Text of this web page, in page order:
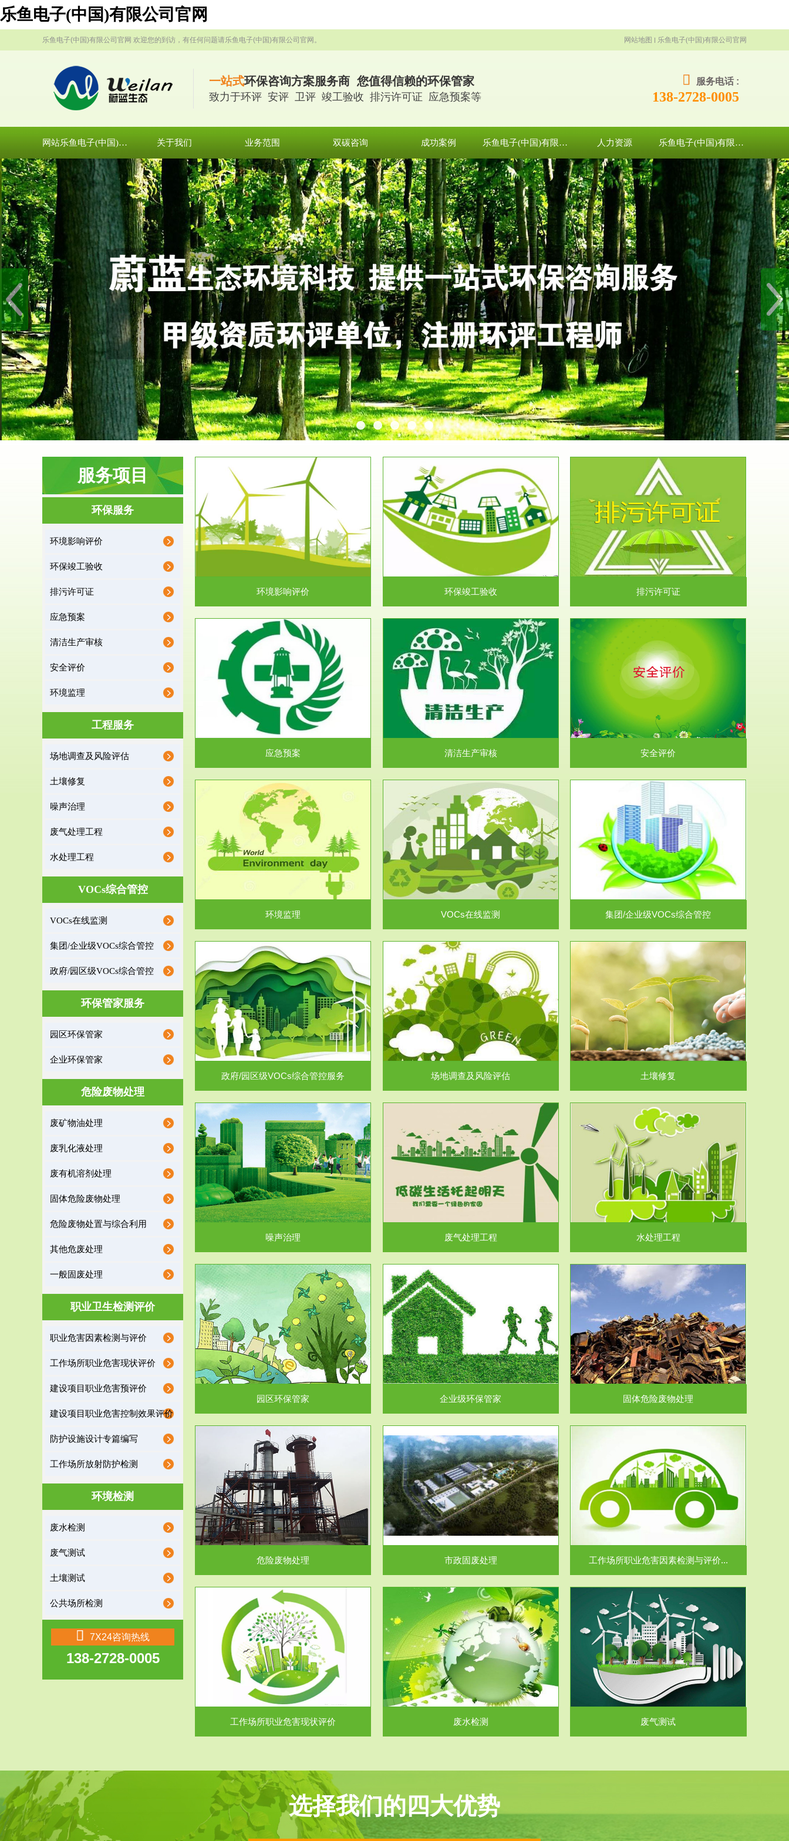
乐鱼电子(中国)有限公司官网
乐鱼电子(中国)有限公司官网 欢迎您的到访，有任何问题请乐鱼电子(中国)有限公司官网。 网站地图 乐鱼电子(中国)有限公司官网
一站式环保咨询方案服务商 您值得信赖的环保管家
致力于环评 安评 卫评 竣工验收 排污许可证 应急预案等
服务电话 :
138-2728-0005
网站乐鱼电子(中国)有限公司官网 关于我们 业务范围 双碳咨询 成功案例 乐鱼电子(中国)有限公司官网 人力资源 乐鱼电子(中国)有限公司官网
服务项目
环保服务
环境影响评价
环保竣工验收
排污许可证
应急预案
清洁生产审核
安全评价
环境监理
工程服务
场地调查及风险评估
土壤修复
噪声治理
废气处理工程
水处理工程
VOCs综合管控
VOCs在线监测
集团/企业级VOCs综合管控
政府/园区级VOCs综合管控
环保管家服务
园区环保管家
企业环保管家
危险废物处理
废矿物油处理
废乳化液处理
废有机溶剂处理
固体危险废物处理
危险废物处置与综合利用
其他危废处理
一般固废处理
职业卫生检测评价
职业危害因素检测与评价
工作场所职业危害现状评价
建设项目职业危害预评价
建设项目职业危害控制效果评价
防护设施设计专篇编写
工作场所放射防护检测
环境检测
废水检测
废气测试
土壤测试
公共场所检测
7X24咨询热线
138-2728-0005
服务范围
环境影响评价
据《中华人民共和国环境保护法》第十九条 编制
有关开发利用规划，建...
环境影响评价
服务范围
环保竣工验收
根据《建设项目环境保护管理条例》第十七条 编
制环境影响报告书、...
环保竣工验收
服务范围
排污许可证
排污许可申报咨询：（排污许可证）根据《中华
人民共和国环境保护法》...
排污许可证
业事业单位应当按照...
应急预案
服务范围
清洁生产审核
根据《中华人民共和国清洁生产促进法》、《清
洁生产审核暂行办法...
清洁生产审核
服务范围
安全评价
安全评价安全评价目的是查找、分析和预测工
程、系统、生产经营活...
安全评价
收监管的重要辅助...
环境监理
服务范围
VOCs在线监测
根据《重点区域大气污染防治“十二五”规划》有
机废气净化率达...
VOCs在线监测
服务范围
集团/企业级VOCs综合管控
进行VOCs管控，首先就要找到排放的源头，并
监测估算出排放量。企业...
集团/企业级VOCs综合管控
政府/园区级VOCs综合管控服务
根据《石化行业挥发性有机物综合整治方案》文
政府/园区级VOCs综合管控服务
服务范围
场地调查及风险评估
受政府或企业委托，对于拟关停搬迁和拟变更土
地利用方式或者土地使...
场地调查及风险评估
服务范围
土壤修复
土壤修复
服务范围
噪声治理
噪声治理
服务范围
废气处理工程
废气处理工程
服务范围
水处理工程
水处理工程
服务范围
园区环保管家
保护作用促进供给侧结...
园区环保管家
服务范围
企业级环保管家
排污许可证作为企业环保执法情况的一个重要依
据，其必要性及合规性...
企业级环保管家
服务范围
固体危险废物处理
固体废物解释：固体废物是指人们在生产建设、
日常生活和其他活动中...
固体危险废物处理
服务范围
危险废物处理
危险废物解释：根据《中华人民共和国固体废物
污染防治法》的规定，危...
危险废物处理
服务范围
市政固废处理
蔚蓝生态环境科技所从事的市政废物处理业务包
括市政废物的处理处...
市政固废处理
服务范围
工作场所职业危害因素检测与评价...
【检测评价意义】：全面了解工作场所职业病危
害因素分布与浓（强）度...
工作场所职业危害因素检测与评价...
服务范围
工作场所职业危害现状评价
工作场所职业危害现状评价
服务范围
废水检测
废水污水检测主要是对企业工厂在生产工艺过程
中排出的废水、污水...
废水检测
服务范围
废气测试
检测范围工业废气检测包括有机废气和无机废
气。有机废气主要包括...
废气测试
选择我们的四大优势